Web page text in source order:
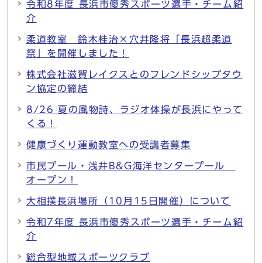
令和8年度 長浜市優秀スポーツ選手・チーム紹
介
柔道教室 鈴木桂治×穴井隆将「長浜超柔道
祭」を開催しました！
株式会社滋賀レイクスとのフレンドシップタウ
ン協定の締結
8/26 夏の風物詩、ラジオ体操が長浜にやって
くる！
健康づくり運動教室への受講者募集
市民プール・浅井B&G海洋センタープール
オープン！
大相撲長浜場所（10月15日開催）について
令和7年度 長浜市優秀スポーツ選手・チーム紹
介
総合型地域スポーツクラブ